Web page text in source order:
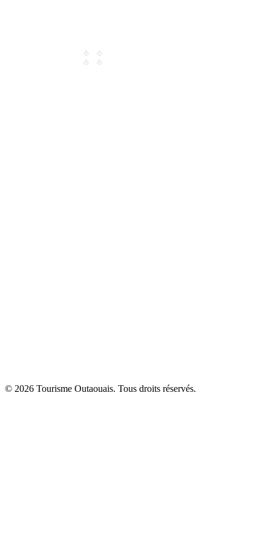
© 2026 Tourisme Outaouais. Tous droits réservés.